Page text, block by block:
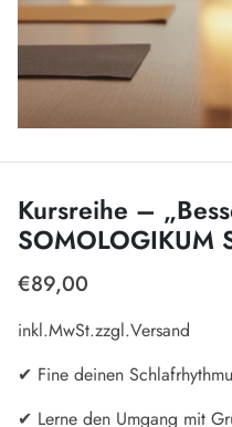
Kursreihe –
SOMOLOGIKUM
€89,00
inkl.MwSt.zzgl.Versand
✔ Fine deinen
✔ Lerne den Umgang mit